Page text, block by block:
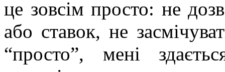
це зовсім просто: не
або ставок, не
“просто”, мені